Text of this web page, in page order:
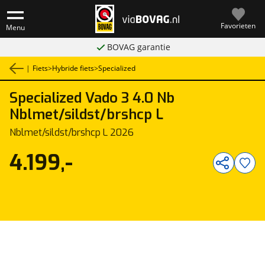
Menu Favorieten
BOVAG garantie
| Fiets>Hybride fiets>Specialized
Specialized Vado 3 4.0 Nb
Nblmet/sildst/brshcp L
Nblmet/sildst/brshcp L 2026
4.199,-